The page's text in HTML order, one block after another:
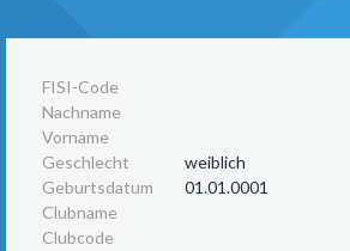
FISI-Code
Nachname
Vorname
Geschlecht
weiblich
Geburtsdatum
01.01.0001
Clubname
Clubcode